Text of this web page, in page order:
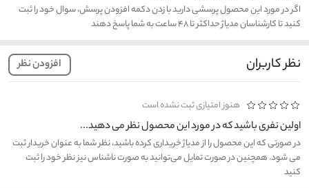
اگر در مورد این محصول پرسشی دارید با زدن دکمه افزودن پرسش، سوال خود را ثبت
کنید تا کارشناسان مدیاژ حداکثر تا ۴۸ ساعت به شما پاسخ دهند
نظر کاربران افزودن نظر
هنوز امتیازی ثبت نشده است
اولین نفری باشید که در مورد این محصول نظر می دهید...
در صورتی که این محصول را از مدیاژ خریداری کرده باشید، نظر شما به عنوان خریدار ثبت
می شود. همچنین در صورت تمایل می‌توانید به صورت ناشناس نیز نظر خود را ثبت
کنید